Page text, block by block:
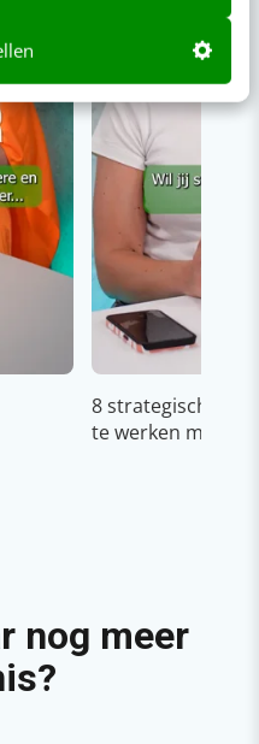
8 strategische
te werken met
nog meer